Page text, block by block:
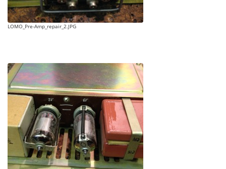
LOMO_Pre-Amp_repair_2.JPG